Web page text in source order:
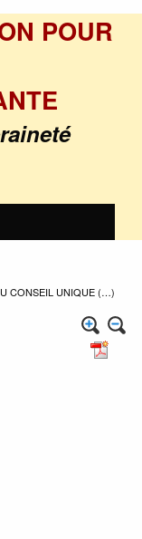
POUR
CONSEIL UNIQUE (…)